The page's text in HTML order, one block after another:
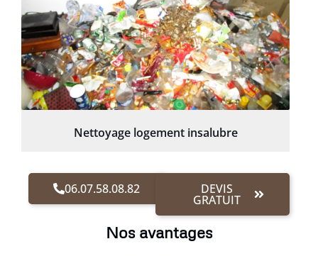
Nettoyage logement insalubre
06.07.58.08.82 DEVIS
GRATUIT
Nos avantages